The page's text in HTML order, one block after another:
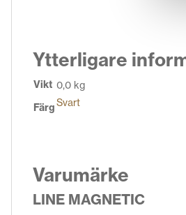
Ytterligare
Vikt 0,0 kg
FärgSvart
Varumärke
LINE MAGNETIC